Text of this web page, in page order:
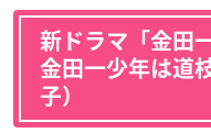
新ドラマ「金田
金田一少年は道
子）